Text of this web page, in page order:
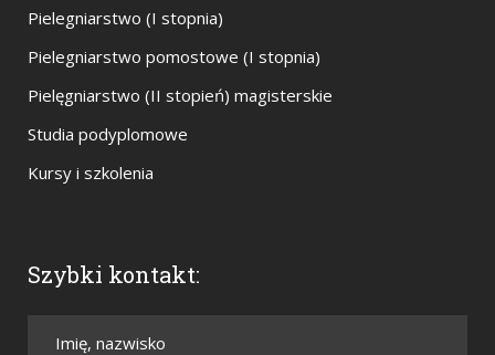
Pielegniarstwo (I stopnia)
Pielegniarstwo pomostowe (I stopnia)
Pielęgniarstwo (II stopień) magisterskie
Studia podyplomowe
Kursy i szkolenia
Szybki kontakt: